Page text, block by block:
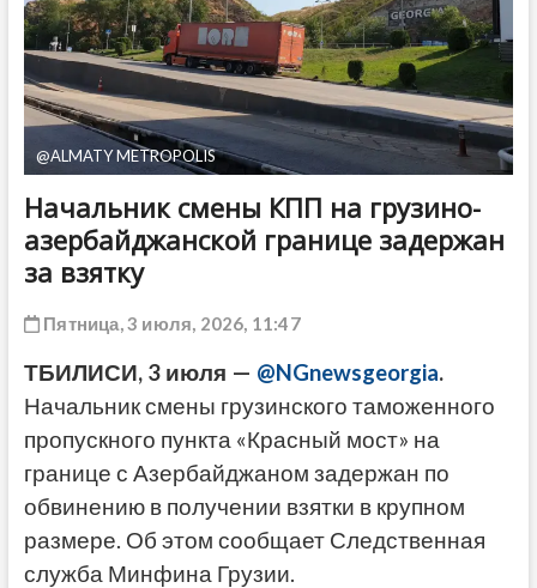
n
@ALMATY METROPOLIS
Начальник смены КПП на грузино-
азербайджанской границе задержан
за взятку
Пятница, 3 июля, 2026, 11:47
ТБИЛИСИ, 3 июля — @NGnewsgeorgia.
Начальник смены грузинского таможенного
пропускного пункта «Красный мост» на
границе с Азербайджаном задержан по
обвинению в получении взятки в крупном
размере. Об этом сообщает Следственная
служба Минфина Грузии.